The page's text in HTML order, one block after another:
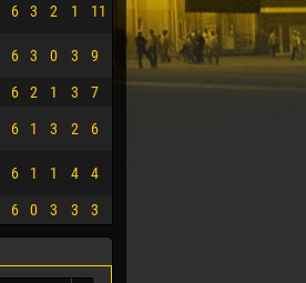
6 3 2 1 11
6 3 0 3 9
6 2 1 3 7
6 1 3 2 6
6 1 1 4 4
6 0 3 3 3